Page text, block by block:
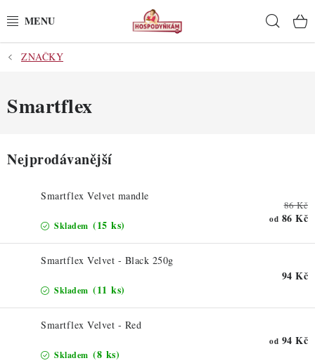
na
POTŘEBY
POMŮCKY
DEKORACE
DO KUCHYNĚ
DÁRKOVÉ POUKAZY
ZNAČKY
Smartflex
Nejprodávanější
Smartflex Velvet mandle
Skladem (15 ks)
86 Kč
od 86 Kč
Smartflex Velvet - Black 250g
Skladem (11 ks)
94 Kč
Smartflex Velvet - Red
Skladem (8 ks)
od 94 Kč